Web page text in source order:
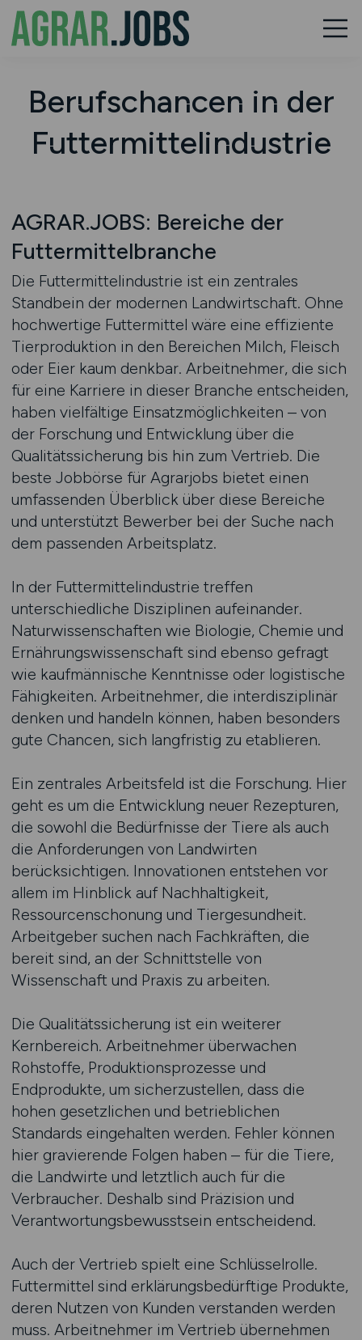
Berufschancen in der
Futtermittelindustrie
AGRAR.JOBS: Bereiche der
Futtermittelbranche
Die Futtermittelindustrie ist ein zentrales
Standbein der modernen Landwirtschaft. Ohne
hochwertige Futtermittel wäre eine effiziente
Tierproduktion in den Bereichen Milch, Fleisch
oder Eier kaum denkbar. Arbeitnehmer, die sich
für eine Karriere in dieser Branche entscheiden,
haben vielfältige Einsatzmöglichkeiten – von
der Forschung und Entwicklung über die
Qualitätssicherung bis hin zum Vertrieb. Die
beste Jobbörse für Agrarjobs bietet einen
umfassenden Überblick über diese Bereiche
und unterstützt Bewerber bei der Suche nach
dem passenden Arbeitsplatz.
In der Futtermittelindustrie treffen
unterschiedliche Disziplinen aufeinander.
Naturwissenschaften wie Biologie, Chemie und
Ernährungswissenschaft sind ebenso gefragt
wie kaufmännische Kenntnisse oder logistische
Fähigkeiten. Arbeitnehmer, die interdisziplinär
denken und handeln können, haben besonders
gute Chancen, sich langfristig zu etablieren.
Ein zentrales Arbeitsfeld ist die Forschung. Hier
geht es um die Entwicklung neuer Rezepturen,
die sowohl die Bedürfnisse der Tiere als auch
die Anforderungen von Landwirten
berücksichtigen. Innovationen entstehen vor
allem im Hinblick auf Nachhaltigkeit,
Ressourcenschonung und Tiergesundheit.
Arbeitgeber suchen nach Fachkräften, die
bereit sind, an der Schnittstelle von
Wissenschaft und Praxis zu arbeiten.
Die Qualitätssicherung ist ein weiterer
Kernbereich. Arbeitnehmer überwachen
Rohstoffe, Produktionsprozesse und
Endprodukte, um sicherzustellen, dass die
hohen gesetzlichen und betrieblichen
Standards eingehalten werden. Fehler können
hier gravierende Folgen haben – für die Tiere,
die Landwirte und letztlich auch für die
Verbraucher. Deshalb sind Präzision und
Verantwortungsbewusstsein entscheidend.
Auch der Vertrieb spielt eine Schlüsselrolle.
Futtermittel sind erklärungsbedürftige Produkte,
deren Nutzen von Kunden verstanden werden
muss. Arbeitnehmer im Vertrieb übernehmen